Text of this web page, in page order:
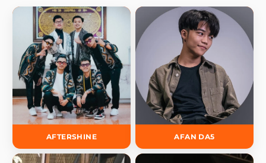
AFTERSHINE AFAN DA5